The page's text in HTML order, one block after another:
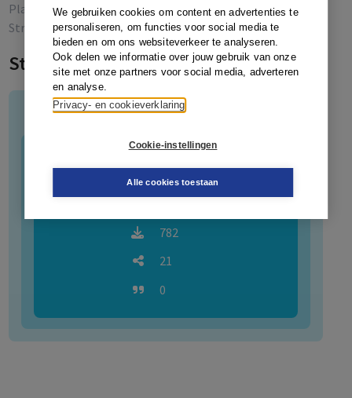
We gebruiken cookies om content en advertenties te
personaliseren, om functies voor social media te
bieden en om ons websiteverkeer te analyseren.
Ook delen we informatie over jouw gebruik van onze
site met onze partners voor social media, adverteren
en analyse.
Privacy- en cookieverklaring
Cookie-instellingen
Alle cookies toestaan
Platform Modernisering
Strafvordering
Platform Modernisering
Strafvordering
Statistieken
Platform Modernisering Strafvordering (PMSv)
782
21
0